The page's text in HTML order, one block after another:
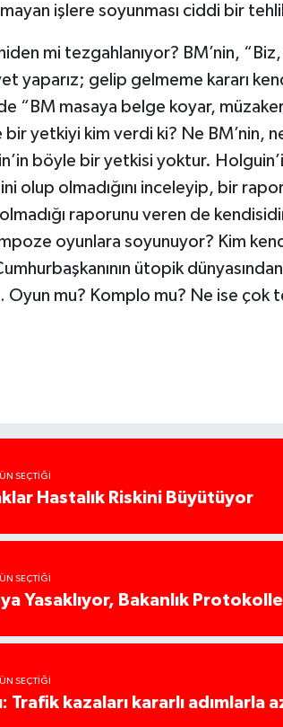
işlere soyunması ciddi bir
mi tezgahlanıyor? BM’nin,
yaparız; gelip gelmeme kararı
“BM masaya belge koyar,
bir yetkiyi kim verdi ki? Ne BM’nin,
böyle bir yetkisi yoktur.
olup olmadığını inceleyip, bir
raporunu veren de
oyunlara soyunuyor? Kim
ütopik
Oyun mu? Komplo mu? Ne ise çok
SEÇTIĞI
Hastalık Riskini Büyütüyor
SEÇTIĞI
Yasaklıyor, Bakanlık
SEÇTIĞI
Trafik kazaları kararlı adımlarla